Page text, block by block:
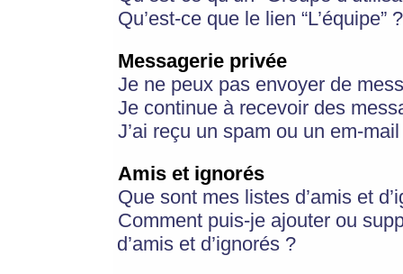
Qu’est-ce que le lien “L’équipe” ?
Messagerie privée
Je ne peux pas envoyer de
Je continue à recevoir des
J’ai reçu un spam ou un em-
Amis et ignorés
Que sont mes listes d’amis et
Comment puis-je ajouter ou
d’amis et d’ignorés ?